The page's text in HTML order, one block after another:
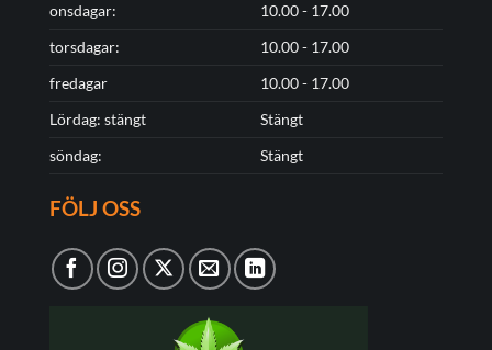
onsdagar:
10.00 - 17.00
torsdagar:
10.00 - 17.00
fredagar
10.00 - 17.00
Lördag: stängt
Stängt
söndag:
Stängt
FÖLJ OSS